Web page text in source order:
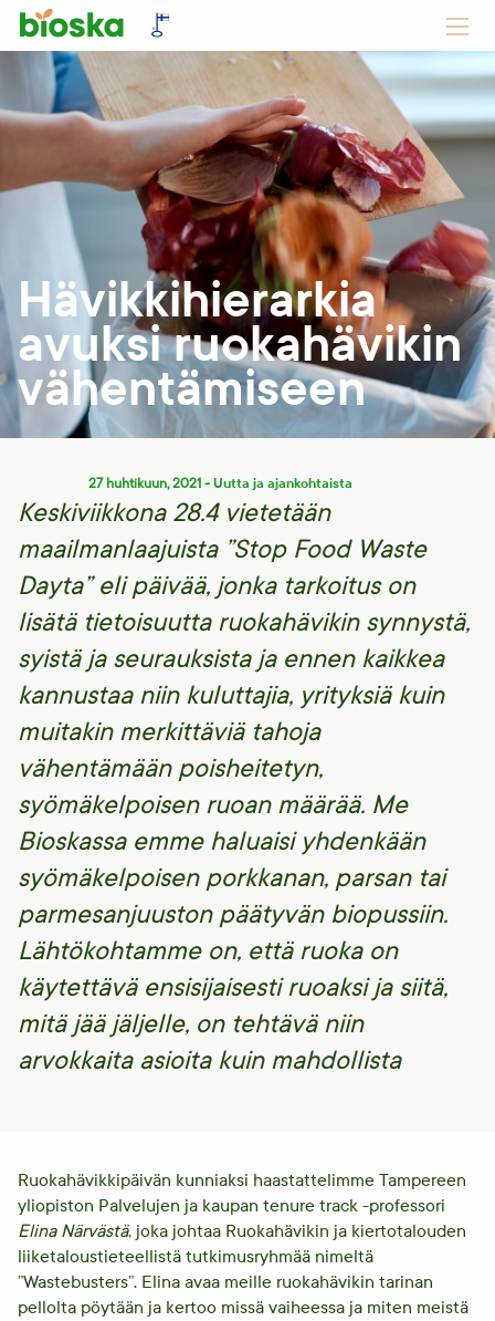
Hävikkihierarkia
avuksi ruokahävikin
vähentämiseen
27 huhtikuun, 2021 - Uutta ja ajankohtaista
Keskiviikkona 28.4 vietetään
maailmanlaajuista ”Stop Food Waste
Dayta” eli päivää, jonka tarkoitus on
lisätä tietoisuutta ruokahävikin synnystä,
syistä ja seurauksista ja ennen kaikkea
kannustaa niin kuluttajia, yrityksiä kuin
muitakin merkittäviä tahoja
vähentämään poisheitetyn,
syömäkelpoisen ruoan määrää. Me
Bioskassa emme haluaisi yhdenkään
syömäkelpoisen porkkanan, parsan tai
parmesanjuuston päätyvän biopussiin.
Lähtökohtamme on, että ruoka on
käytettävä ensisijaisesti ruoaksi ja siitä,
mitä jää jäljelle, on tehtävä niin
arvokkaita asioita kuin mahdollista
Ruokahävikkipäivän kunniaksi haastattelimme Tampereen
yliopiston Palvelujen ja kaupan tenure track -professori
Elina Närvästä, joka johtaa Ruokahävikin ja kiertotalouden
liiketaloustieteellistä tutkimusryhmää nimeltä
”Wastebusters”. Elina avaa meille ruokahävikin tarinan
pellolta pöytään ja kertoo missä vaiheessa ja miten meistä